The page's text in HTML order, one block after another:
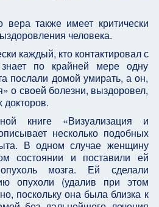
вера также имеет критически
человека.
каждый, кто контактировал с
по крайней мере одну
послали домой умирать, а он,
о своей болезни, выздоровел,
докторов.
книге «Визуализация и
несколько подобных
В одном случае женщину
состоянии и поставили ей
мозга. Ей сделали
опухоли (удалив при этом
поскольку она была близка к